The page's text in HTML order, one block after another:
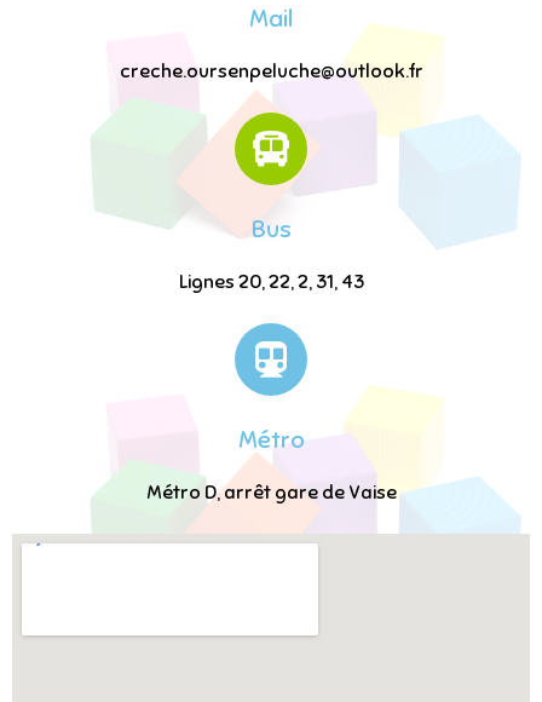
Mail
creche.oursenpeluche@outlook.fr
Bus
Lignes 20, 22, 2, 31, 43
Métro
Métro D, arrêt gare de Vaise